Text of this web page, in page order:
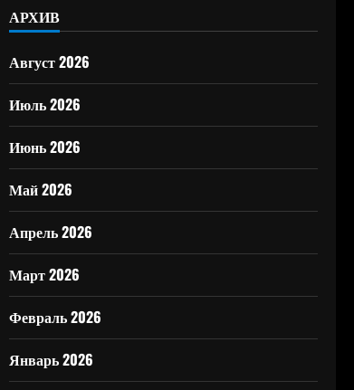
АРХИВ
Август 2026
Июль 2026
Июнь 2026
Май 2026
Апрель 2026
Март 2026
Февраль 2026
Январь 2026